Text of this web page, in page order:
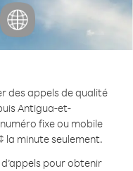
des appels de qualité
Antigua-et-
fixe ou mobile
la minute seulement.
pour obtenir